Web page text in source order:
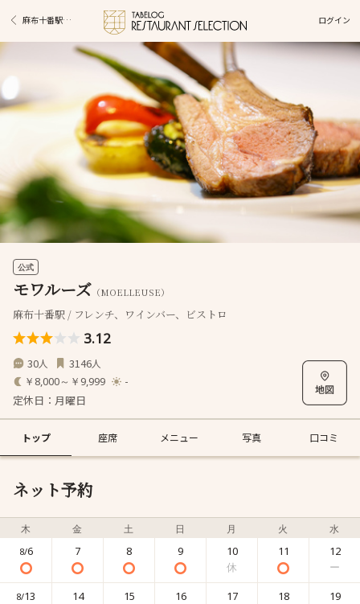
麻布十番駅グルメ ログイン
公式
モワルーズ （MOELLEUSE）
麻布十番駅 / フレンチ、ワインバー、ビストロ
3.12
30人 3146人
￥8,000～￥9,999 -
定休日：月曜日
トップ 座席 メニュー 写真 口コミ
ネット予約
木 金 土 日 月 火 水
8/6 7 8 9 10 11 12
8/13 14 15 16 17 18 19